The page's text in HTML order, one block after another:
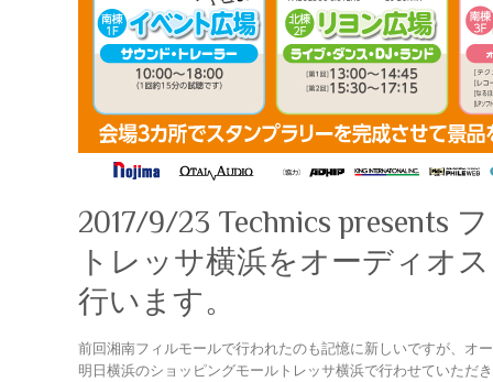
2017/9/23 Technics presents
トレッサ横浜をオーディオ
行います。
前回湘南フィルモールで行われたのも記憶に新しいですが、オ
明日横浜のショッピングモールトレッサ横浜で行わせていただ